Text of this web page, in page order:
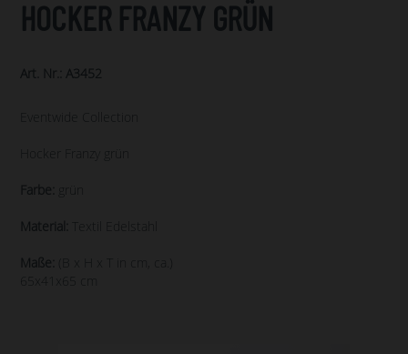
HOCKER FRANZY GRÜN
Art. Nr.: A3452
Eventwide Collection
Hocker Franzy grün
Farbe: grün
Material: Textil Edelstahl
Maße:
(B x H x T in cm, ca.)